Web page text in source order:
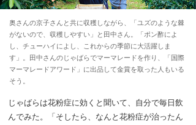
奥さんの京子さんと共に収穫しながら、「ユズのような棘
がないので、収穫しやすい」と田中さん。「ポン酢によ
し、チューハイによし、これからの季節に大活躍しま
す」。田中さんのじゃばらでマーマレードを作り、「国際
マーマレードアワード」に出品して金賞を取った人もいる
そう。
じゃばらは花粉症に効くと聞いて、自分で毎日飲
んでみた。「そしたら、なんと花粉症が治ったん